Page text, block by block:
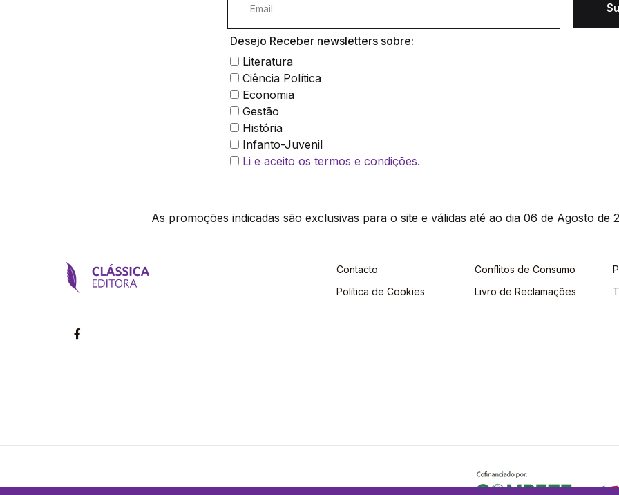
Desejo Receber newsletters sobre:
Literatura
Ciência Política
Economia
Gestão
História
Infanto-Juvenil
Li e aceito os termos e condições.
As promoções indicadas são exclusivas para o site e válidas até ao dia 06 de Agosto de
Contacto
Política de Cookies
Conflitos de Consumo
Livro de Reclamações